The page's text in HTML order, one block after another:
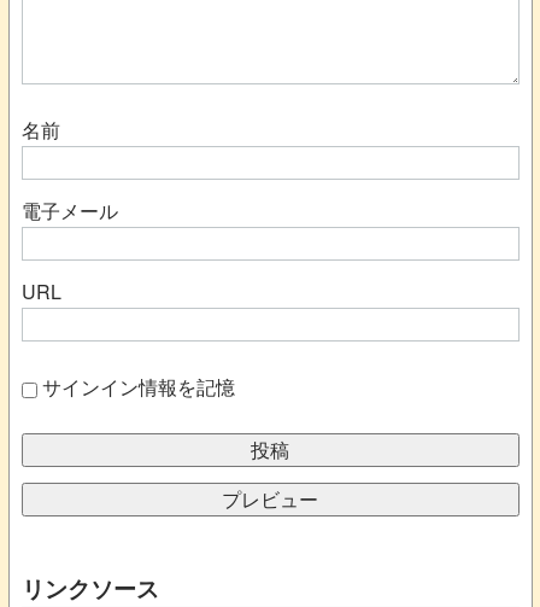
名前
電子メール
URL
サインイン情報を記憶
リンクソース